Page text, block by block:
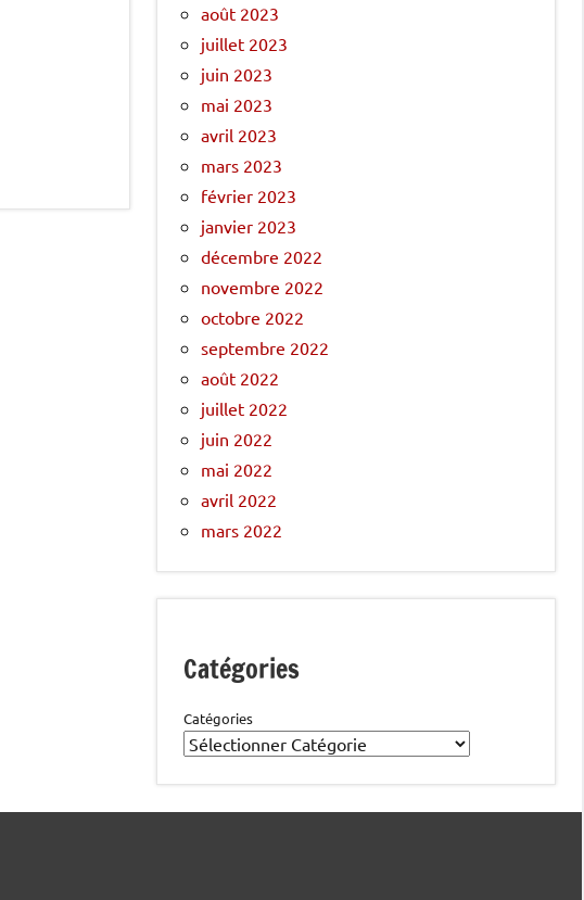
août 2023
juillet 2023
juin 2023
mai 2023
avril 2023
mars 2023
février 2023
janvier 2023
décembre 2022
novembre 2022
octobre 2022
septembre 2022
août 2022
juillet 2022
juin 2022
mai 2022
avril 2022
mars 2022
Catégories
Catégories